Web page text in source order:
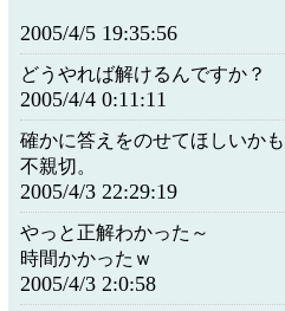
2005/4/5 19:35:56
どうやれば解けるんですか？
2005/4/4 0:11:11
確かに答えをのせてほしいかも
不親切。
2005/4/3 22:29:19
やっと正解わかった～
時間かかったｗ
2005/4/3 2:0:58